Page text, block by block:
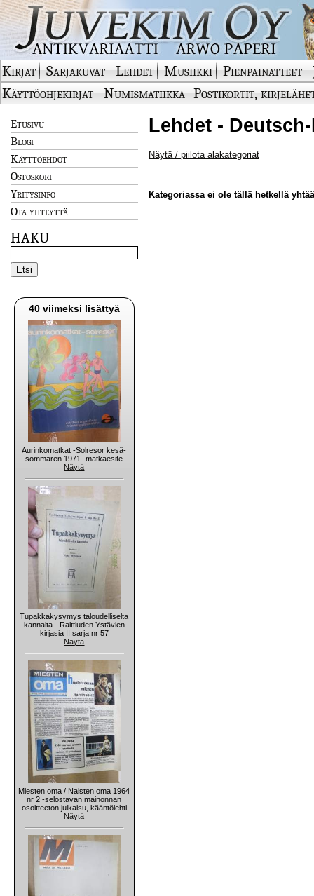
Kirjat Sarjakuvat Lehdet Musiikki Pienpainatteet
Käyttöohjekirjat
Numismatiikka Postikortit,
Etusivu
Blogi
Käyttöehdot
Ostoskori
Yritysinfo
Ota yhteyttä
HAKU
40 viimeksi lisättyä
Aurinkomatkat -Solresor kesä-
sommaren 1971 -matkaesite
Näytä
Tupakkakysymys taloudelliselta
kannalta - Raittiuden Ystävien
kirjasia II sarja nr 57
Näytä
Miesten oma / Naisten oma 1964
nr 2 -selostavan mainonnan
osoitteeton julkaisu, kääntölehti
Näytä
Lehdet -
Näytä / piilota alakategoriat
Kategoriassa ei ole tällä hetkellä